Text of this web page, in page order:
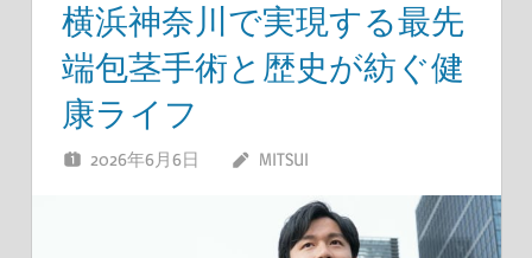
横浜神奈川で実現する最先
端包茎手術と歴史が紡ぐ健
康ライフ
2026年6月6日 MITSUI